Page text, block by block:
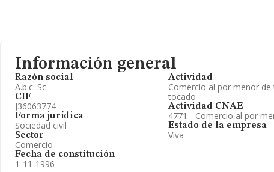
Información general
Razón social
A.b.c. Sc
CIF
J36063774
Forma jurídica
Sociedad civil
Sector
Comercio
Fecha de constitución
1-11-1996
Actividad
Comercio al por menor
tocado
Actividad CNAE
4771 - Comercio al por
Estado de la empresa
Viva